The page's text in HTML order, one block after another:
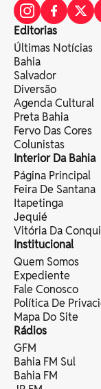
Editorias
Últimas Notícias
Bahia
Salvador
Diversão
Agenda Cultural
Preta Bahia
Fervo Das Cores
Colunistas
Interior Da Bahia
Página Principal
Feira De Santana
Itapetinga
Jequié
Vitória Da
Institucional
Quem Somos
Expediente
Fale Conosco
Política De
Mapa Do Site
Rádios
GFM
Bahia FM Sul
Bahia FM